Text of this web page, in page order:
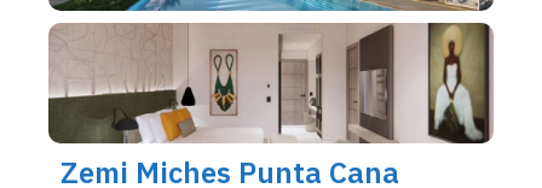
Zemi Miches Punta Cana